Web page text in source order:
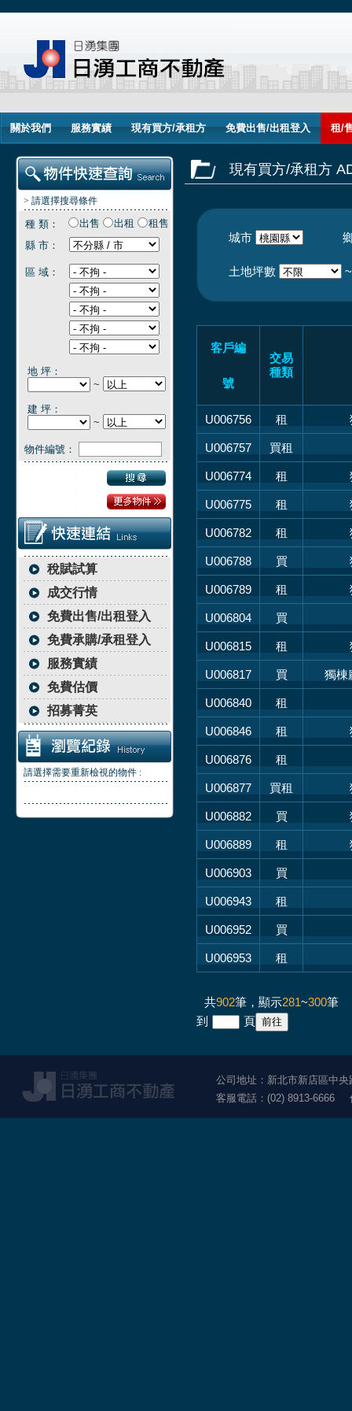
關於我們 服務實績 現有買方/承租方 免費出售/出租登入 租/
> 請選擇搜尋條件
種 類： 出售 出租
租售
縣 市：
區 域：
地 坪：
~
建 坪：
~
物件編號：
稅賦試算
成交行情
免費出售/出租登入
免費承購/承租登入
服務實績
免費估價
招募菁英
請選擇需要重新檢視的物件 :
現有買方/承租方
城市
土地坪數
客戶編
號
交易
種類
U006756 租
U006757 買租
U006774 租
U006775 租
U006782 租
U006788 買
U006789 租
U006804 買
U006815 租
U006817 買 獨棟
U006840 租
U006846 租
U006876 租
U006877 買租
U006882 買
U006889 租
U006903 買
U006943 租
U006952 買
U006953 租
共902筆，顯示281~300筆
到 頁
公司地址：新北市新店區中
客服電話：(02) 8913-6666